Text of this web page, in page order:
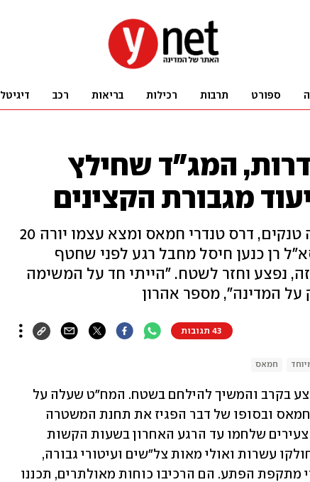
ספורט תרבות רכילות בריאות רכב דיגיטל
המג"ד שחילץ
מגבורת הקצינים
מח"ט 401 אל"מ אהרון החליף שלושה טנקים, דרס טנדרי חמאס ומצא עצמו יורה 20
רן כנען חיסל מחבל רגע לפני שחטף
נפצע וחזר לשטח. "הייתי חד על המשימה
המדינה", מספר אהרון
43 תגובות
חמאס